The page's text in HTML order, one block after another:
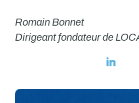
Romain Bonnet
Dirigeant fondateur de